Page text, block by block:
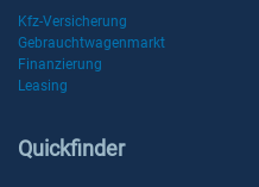
Kfz-Versicherung
Gebrauchtwagenmarkt
Finanzierung
Leasing
Quickfinder